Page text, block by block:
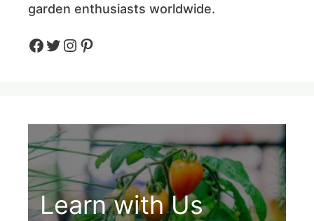
garden enthusiasts worldwide.
Facebook
Twitter
Instagram
Pinteres
Learn with Us